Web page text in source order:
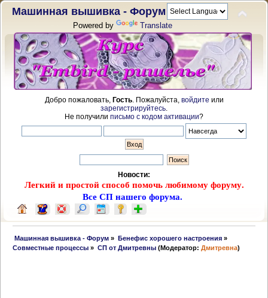
Машинная вышивка - Форум
Powered by Translate
Добро пожаловать, Гость. Пожалуйста, войдите или
зарегистрируйтесь
Не получили письмо с кодом активации?
Новости:
Легкий и простой способ помочь любимому форуму.
Все СП нашего форума.
Машинная вышивка - Форум » Бенефис хорошего настроения»
Совместные процессы » СП от Дмитревны(Модератор: Дмитревна)